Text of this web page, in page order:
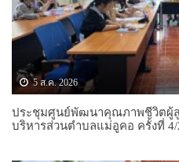
5 ส.ค. 2026
ประชุมศูนย์พัฒนาคุณภาพชีวิตผู้สู
บริหารส่วนตำบลแม่อูคอ ครั้งที่ 4/